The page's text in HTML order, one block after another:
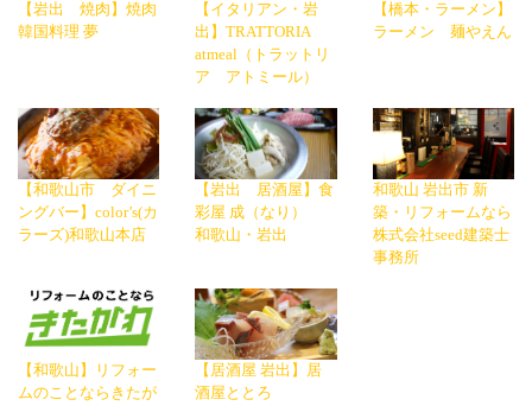
【岩出 焼肉】焼肉
韓国料理 夢
【イタリアン・岩
出】TRATTORIA
atmeal（トラットリ
ア アトミール）
【橋本・ラーメン】
ラーメン 麺やえん
【和歌山市 ダイニ
ングバー】color’s(カ
ラーズ)和歌山本店
【岩出 居酒屋】食
彩屋 成（なり）
和歌山・岩出
和歌山 岩出市 新
築・リフォームなら
株式会社seed建築士
事務所
【和歌山】リフォー
ムのことならきたが
【居酒屋 岩出】居
酒屋ととろ